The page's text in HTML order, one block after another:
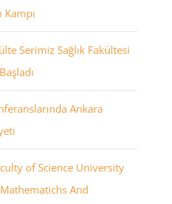
Kampı
Serimiz Sağlık Fakültesi
Ankara
of Science University
And